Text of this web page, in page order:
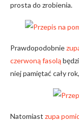
prosta do zrobienia.
Prawdopodobnie
czerwoną fasolą
niej pamiętać cały
Natomiast zupa